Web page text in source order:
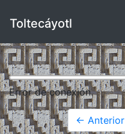
Toltecáyotl
Error de conexión.
← Anterior